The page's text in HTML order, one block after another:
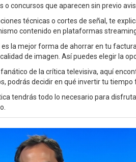
o concursos que aparecen sin previo
técnicas o cortes de señal, te
contenido en plataformas
es la mejor forma de ahorrar en tu
de imagen. Así puedes elegir la
de la crítica televisiva, aquí
podrás decidir en qué invertir tu tiempo
tendrás todo lo necesario para